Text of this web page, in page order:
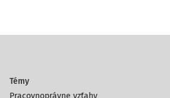
Témy
Pracovnoprávne vzťahy